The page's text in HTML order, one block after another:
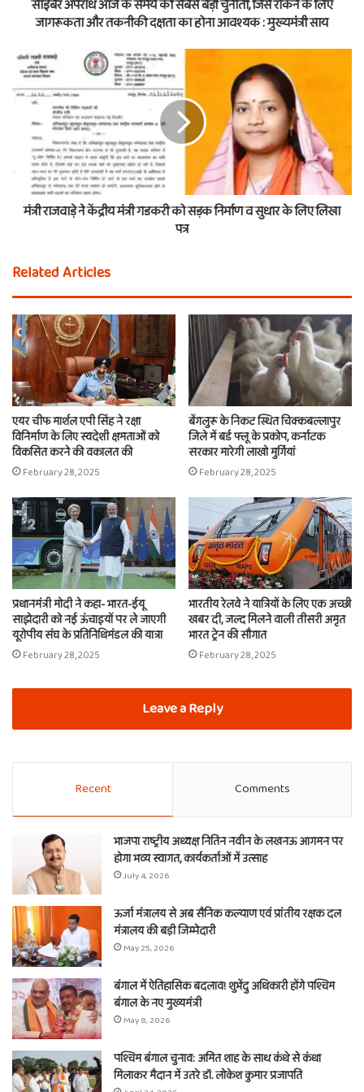
साइबर अपराध आज के समय की सबसे बड़ी चुनौती, जिसे रोकने के लिए
जागरूकता और तकनीकी दक्षता का होना आवश्यक : मुख्यमंत्री साय
मंत्री राजवाड़े ने केंद्रीय मंत्री गडकरी को सड़क निर्माण व सुधार के लिए लिखा
पत्र
Related Articles
एयर चीफ मार्शल एपी सिंह ने रक्षा
विनिर्माण के लिए स्वदेशी क्षमताओं को
विकसित करने की वकालत की
February 28, 2025
बेंगलुरू के निकट स्थित चिक्कबल्लापुर
जिले में बर्ड फ्लू के प्रकोप, कर्नाटक
सरकार मारेगी लाखो मुर्गियां
February 28, 2025
प्रधानमंत्री मोदी ने कहा- भारत-ईयू
साझेदारी को नई ऊंचाइयों पर ले जाएगी
यूरोपीय संघ के प्रतिनिधिमंडल की यात्रा
February 28, 2025
भारतीय रेलवे ने यात्रियों के लिए एक अच्छी
खबर दी, जल्द मिलने वाली तीसरी अमृत
भारत ट्रेन की सौगात
February 28, 2025
Leave a Reply
Recent Comments
भाजपा राष्ट्रीय अध्यक्ष नितिन नवीन के लखनऊ आगमन पर
होगा भव्य स्वागत, कार्यकर्ताओं में उत्साह
July 4, 2026
ऊर्जा मंत्रालय से अब सैनिक कल्याण एवं प्रांतीय रक्षक दल
मंत्रालय की बड़ी जिम्मेदारी
May 25, 2026
बंगाल में ऐतिहासिक बदलाव! शुभेंदु अधिकारी होंगे पश्चिम
बंगाल के नए मुख्यमंत्री
May 8, 2026
पश्चिम बंगाल चुनाव: अमित शाह के साथ कंधे से कंधा
मिलाकर मैदान में उतरे डॉ. लोकेश कुमार प्रजापति